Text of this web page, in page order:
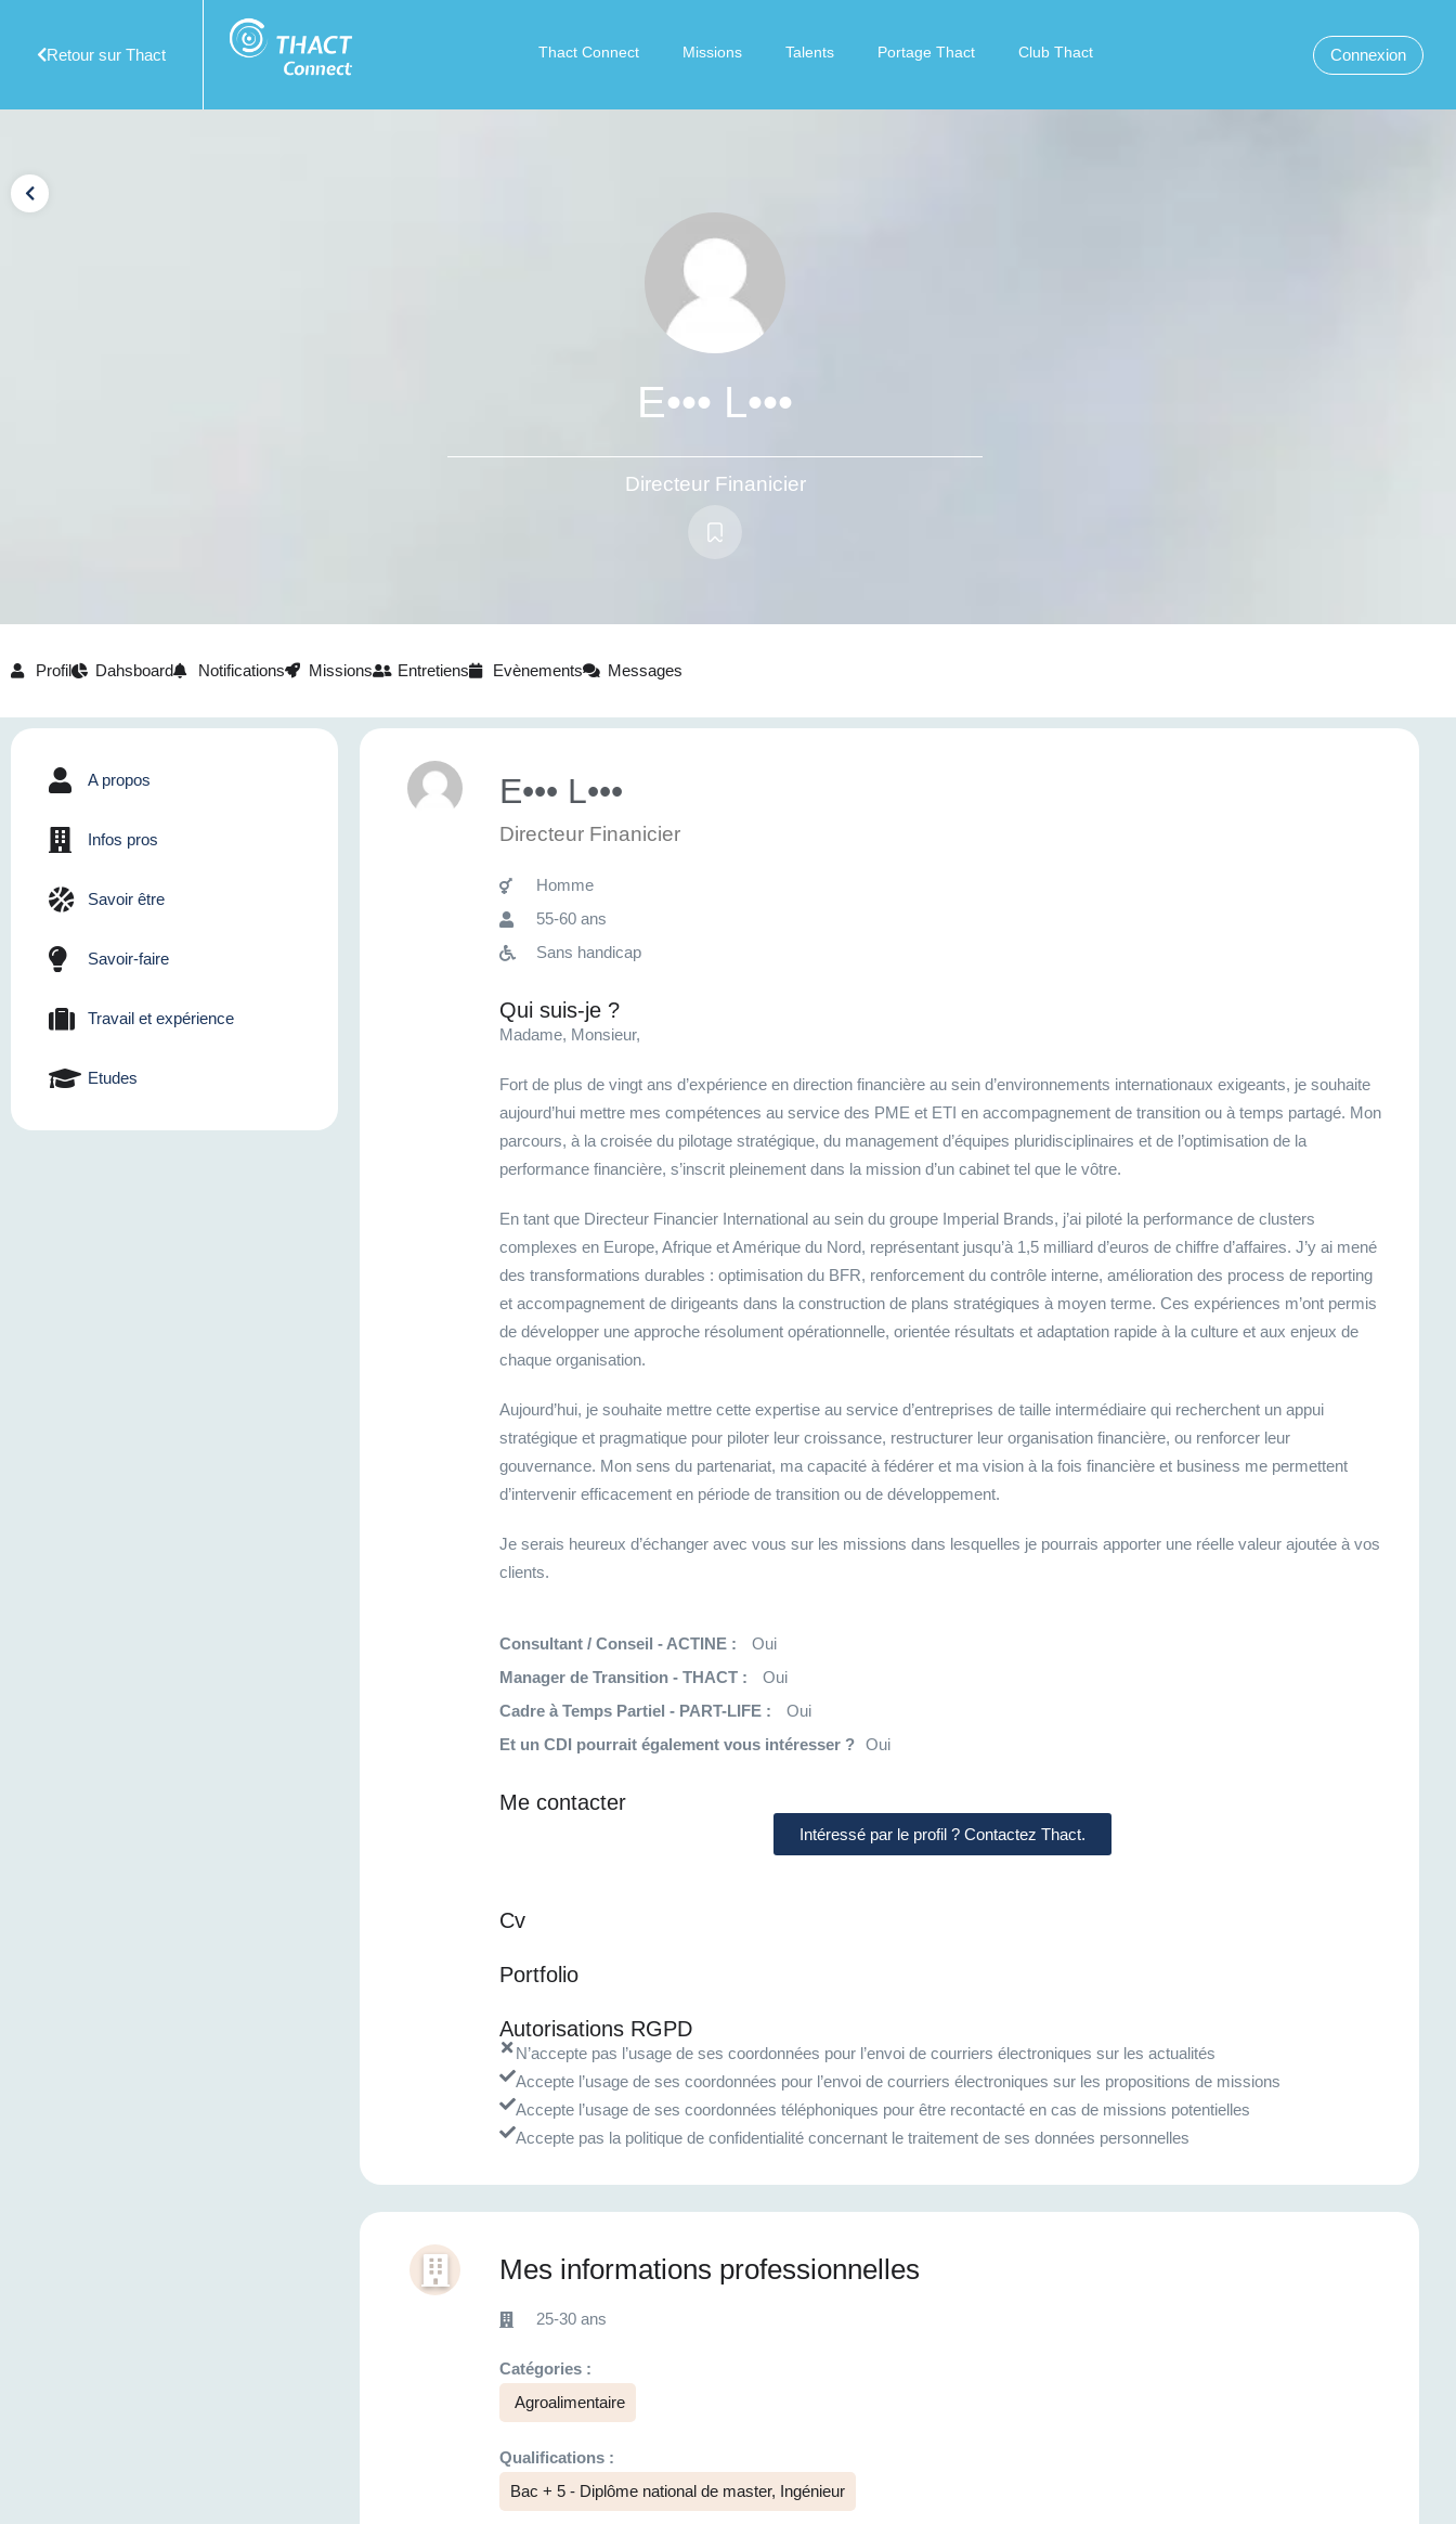
Retour sur Thact Thact Connect Missions Talents Portage Thact Club Thact Connexion
E••• L•••
Directeur Finanicier
Profil Dahsboard Notifications Missions Entretiens Evènements Messages
A propos
Infos pros
Savoir être
Savoir-faire
Travail et expérience
Etudes
E••• L•••
Directeur Finanicier
Homme
55-60 ans
Sans handicap
Qui suis-je ?
Madame, Monsieur,
Fort de plus de vingt ans d’expérience en direction financière au sein d’environnements internationaux exigeants, je souhaite
aujourd’hui mettre mes compétences au service des PME et ETI en accompagnement de transition ou à temps partagé. Mon
parcours, à la croisée du pilotage stratégique, du management d’équipes pluridisciplinaires et de l’optimisation de la
performance financière, s’inscrit pleinement dans la mission d’un cabinet tel que le vôtre.
En tant que Directeur Financier International au sein du groupe Imperial Brands, j’ai piloté la performance de clusters
complexes en Europe, Afrique et Amérique du Nord, représentant jusqu’à 1,5 milliard d’euros de chiffre d’affaires. J’y ai mené
des transformations durables : optimisation du BFR, renforcement du contrôle interne, amélioration des process de reporting
et accompagnement de dirigeants dans la construction de plans stratégiques à moyen terme. Ces expériences m’ont permis
de développer une approche résolument opérationnelle, orientée résultats et adaptation rapide à la culture et aux enjeux de
chaque organisation.
Aujourd’hui, je souhaite mettre cette expertise au service d’entreprises de taille intermédiaire qui recherchent un appui
stratégique et pragmatique pour piloter leur croissance, restructurer leur organisation financière, ou renforcer leur
gouvernance. Mon sens du partenariat, ma capacité à fédérer et ma vision à la fois financière et business me permettent
d’intervenir efficacement en période de transition ou de développement.
Je serais heureux d’échanger avec vous sur les missions dans lesquelles je pourrais apporter une réelle valeur ajoutée à vos
clients.
Consultant / Conseil - ACTINE :
Oui
Manager de Transition - THACT :
Oui
Cadre à Temps Partiel - PART-LIFE :
Oui
Et un CDI pourrait également vous intéresser ? Oui
Me contacter
Intéressé par le profil ? Contactez Thact.
Cv
Portfolio
Autorisations RGPD
N’accepte pas l’usage de ses coordonnées pour l’envoi de courriers électroniques sur les actualités
Accepte l’usage de ses coordonnées pour l’envoi de courriers électroniques sur les propositions de missions
Accepte l’usage de ses coordonnées téléphoniques pour être recontacté en cas de missions potentielles
Accepte pas la politique de confidentialité concernant le traitement de ses données personnelles
Mes informations professionnelles
25-30 ans
Catégories :
Agroalimentaire
Qualifications :
Bac + 5 - Diplôme national de master, Ingénieur